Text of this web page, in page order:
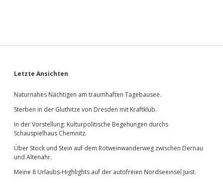
Sidebar
Letzte Ansichten
Naturnahes Nächtigen am traumhaften Tagebausee.
Sterben in der Gluthitze von Dresden mit Kraftklub.
In der Vorstellung: Kulturpolitische Begehungen durchs
Schauspielhaus Chemnitz.
Über Stock und Stein auf dem Rotweinwanderweg zwischen Dernau
und Altenahr.
Meine 8 Urlaubs-Highlights auf der autofreien Nordseeinsel Juist.